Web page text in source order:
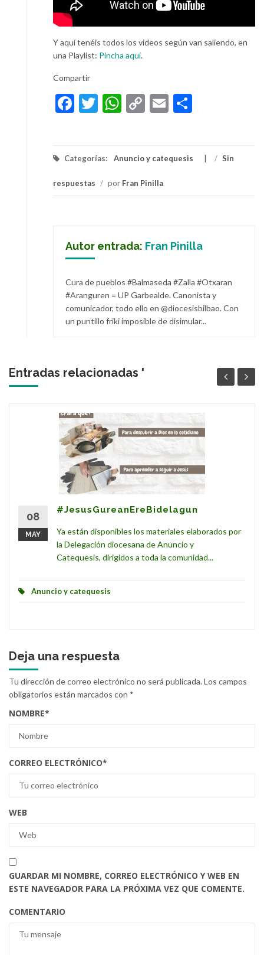
Y aquí tenéis todos los videos según van saliendo, en
una Playlist: Pincha aquí.
Compartir
Facebook
Twitter
WhatsApp
CopyEmail
Categorías: Anuncio y catequesis / Sin
respuestas / por Fran Pinilla
Autor entrada: Fran Pinilla
Cura de pueblos #Balmaseda #Zalla #Otxaran
#Aranguren = UP Garbealde. Canonista y
comunicador, todo ello en @diocesisbilbao. Con
un puntillo friki imposible de disimular...
Entradas relacionadas '
08
MAY
#JesusGureanEreBidelagun
Ya están disponibles los materiales elaborados por
la Delegación diocesana de Anuncio y
Catequesis, dirigidos a toda la comunidad...
Anuncio y catequesis
Deja una respuesta
Tu dirección de correo electrónico no será publicada.Los campos
obligatorios están marcados con *
NOMBRE*
CORREO ELECTRÓNICO*
WEB
GUARDAR MI NOMBRE, CORREO ELECTRÓNICO Y WEB EN
ESTE NAVEGADOR PARA LA PRÓXIMA VEZ QUE COMENTE.
COMENTARIO